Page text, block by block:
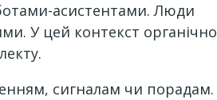
асистентами. Люди
У цей контекст органічно
сигналам чи порадам.